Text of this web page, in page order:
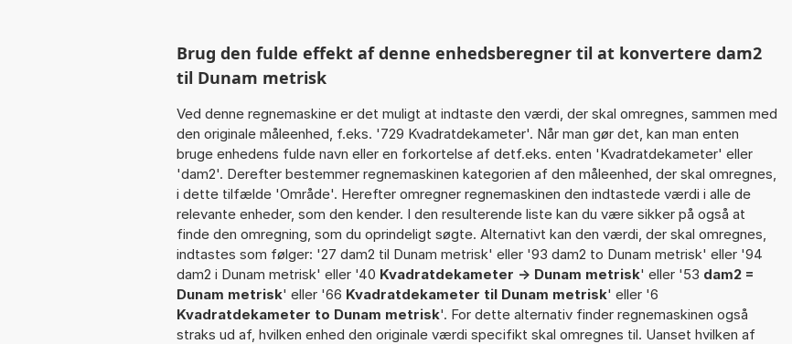
Brug den fulde effekt af denne enhedsberegner til at konvertere dam2
til Dunam metrisk
Ved denne regnemaskine er det muligt at indtaste den værdi, der skal omregnes, sammen med
den originale måleenhed, f.eks. '729 Kvadratdekameter'. Når man gør det, kan man enten
bruge enhedens fulde navn eller en forkortelse af detf.eks. enten 'Kvadratdekameter' eller
'dam2'. Derefter bestemmer regnemaskinen kategorien af den måleenhed, der skal omregnes,
i dette tilfælde 'Område'. Herefter omregner regnemaskinen den indtastede værdi i alle de
relevante enheder, som den kender. I den resulterende liste kan du være sikker på også at
finde den omregning, som du oprindeligt søgte. Alternativt kan den værdi, der skal omregnes,
indtastes som følger: '27 dam2 til Dunam metrisk' eller '93 dam2 to Dunam metrisk' eller '94
dam2 i Dunam metrisk' eller '40 Kvadratdekameter -> Dunam metrisk' eller '53 dam2 =
Dunam metrisk' eller '66 Kvadratdekameter til Dunam metrisk' eller '6
Kvadratdekameter to Dunam metrisk'. For dette alternativ finder regnemaskinen også
straks ud af, hvilken enhed den originale værdi specifikt skal omregnes til. Uanset hvilken af